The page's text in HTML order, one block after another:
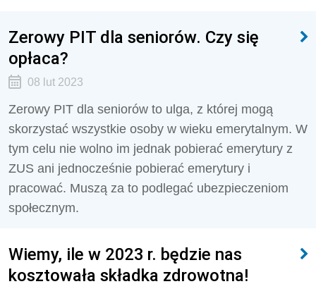
Zerowy PIT dla seniorów. Czy się
opłaca?
08 lut 2023
Zerowy PIT dla seniorów to ulga, z której mogą
skorzystać wszystkie osoby w wieku emerytalnym. W
tym celu nie wolno im jednak pobierać emerytury z
ZUS ani jednocześnie pobierać emerytury i
pracować. Muszą za to podlegać ubezpieczeniom
społecznym.
Wiemy, ile w 2023 r. będzie nas
kosztowała składka zdrowotna!